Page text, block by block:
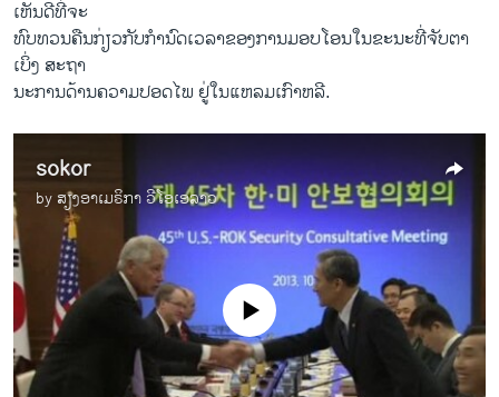
ເຫັນ​ດີ​ທີ່ຈະ
ທົບທວນຄືນກ່ຽວ​ກັບ​ກໍານົດ​ເວລາ​ຂອງ​ການມອບ​ໂອນໃນ​ຂະນະ​ທີ່​ຈັບ​ຕາ​
ເບິ່ງ ສະຖາ
ນະ​ການ​ດ້ານຄວາມ​ປອດ​ໄພ​ ຢູ່ໃນແຫລ​ມ​ເກົາຫລີ.
sokor
by ສຽງອາເມຣິກາ ວີໂອເອລາວ
No media source currently available